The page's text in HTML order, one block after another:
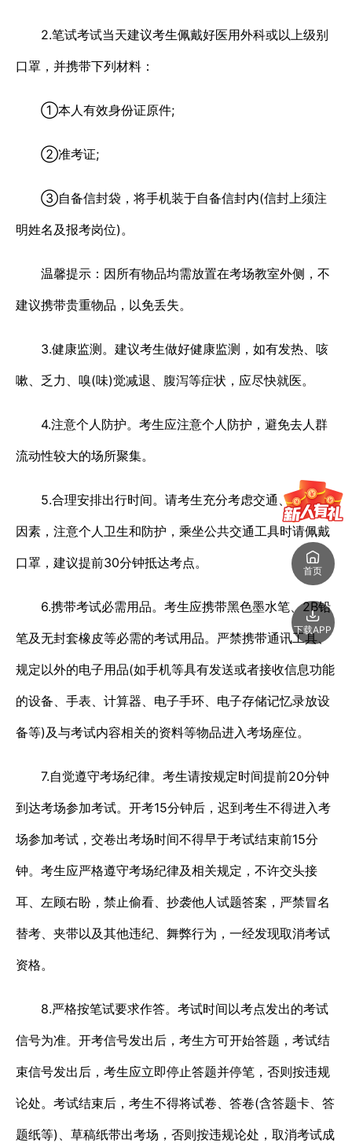
首页
下载APP
2.笔试考试当天建议考生佩戴好医用外科或以上级别
口罩，并携带下列材料：
①本人有效身份证原件;
②准考证;
③自备信封袋，将手机装于自备信封内(信封上须注
明姓名及报考岗位)。
温馨提示：因所有物品均需放置在考场教室外侧，不
建议携带贵重物品，以免丢失。
3.健康监测。建议考生做好健康监测，如有发热、咳
嗽、乏力、嗅(味)觉减退、腹泻等症状，应尽快就医。
4.注意个人防护。考生应注意个人防护，避免去人群
流动性较大的场所聚集。
5.合理安排出行时间。请考生充分考虑交通、天气等
因素，注意个人卫生和防护，乘坐公共交通工具时请佩戴
口罩，建议提前30分钟抵达考点。
6.携带考试必需用品。考生应携带黑色墨水笔、2B铅
笔及无封套橡皮等必需的考试用品。严禁携带通讯工具、
规定以外的电子用品(如手机等具有发送或者接收信息功能
的设备、手表、计算器、电子手环、电子存储记忆录放设
备等)及与考试内容相关的资料等物品进入考场座位。
7.自觉遵守考场纪律。考生请按规定时间提前20分钟
到达考场参加考试。开考15分钟后，迟到考生不得进入考
场参加考试，交卷出考场时间不得早于考试结束前15分
钟。考生应严格遵守考场纪律及相关规定，不许交头接
耳、左顾右盼，禁止偷看、抄袭他人试题答案，严禁冒名
替考、夹带以及其他违纪、舞弊行为，一经发现取消考试
资格。
8.严格按笔试要求作答。考试时间以考点发出的考试
信号为准。开考信号发出后，考生方可开始答题，考试结
束信号发出后，考生应立即停止答题并停笔，否则按违规
论处。考试结束后，考生不得将试卷、答卷(含答题卡、答
题纸等)、草稿纸带出考场，否则按违规论处，取消考试成